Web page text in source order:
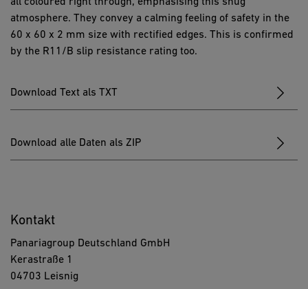
all coloured right through, emphasising this snug
atmosphere. They convey a calming feeling of safety in the
60 x 60 x 2 mm size with rectified edges. This is confirmed
by the R11/B slip resistance rating too.
Download Text als TXT
Download alle Daten als ZIP
Kontakt
Panariagroup Deutschland GmbH
Kerastraße 1
04703 Leisnig